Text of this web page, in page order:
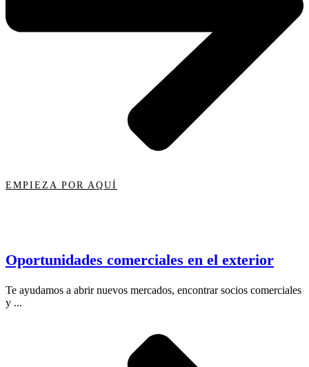
EMPIEZA POR AQUÍ
Oportunidades comerciales en el exterior
Te ayudamos a abrir nuevos mercados, encontrar socios comerciales
y ...